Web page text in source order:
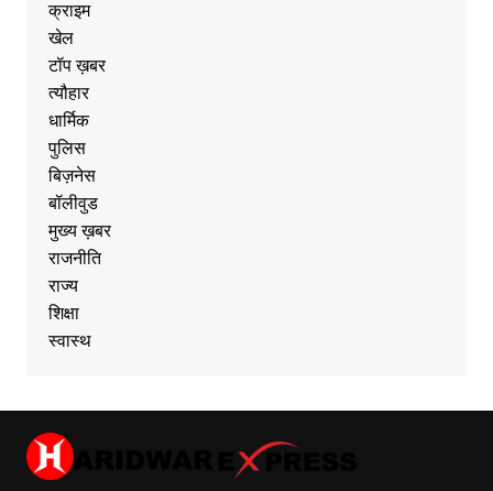
क्राइम
खेल
टॉप ख़बर
त्यौहार
धार्मिक
पुलिस
बिज़नेस
बॉलीवुड
मुख्य ख़बर
राजनीति
राज्य
शिक्षा
स्वास्थ